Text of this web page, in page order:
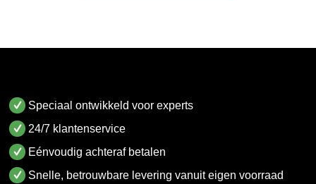
Speciaal ontwikkeld voor experts
24/7 klantenservice
Eénvoudig achteraf betalen
Snelle, betrouwbare levering vanuit eigen voorraad